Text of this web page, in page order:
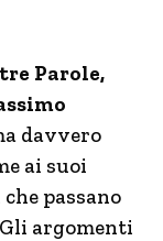
Parole,
davvero
ai suoi
passano
argomenti